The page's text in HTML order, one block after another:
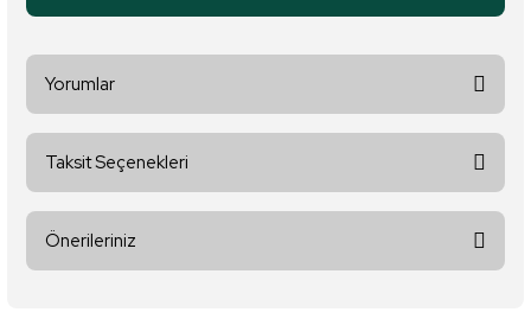
Yorumlar
Taksit Seçenekleri
Önerileriniz